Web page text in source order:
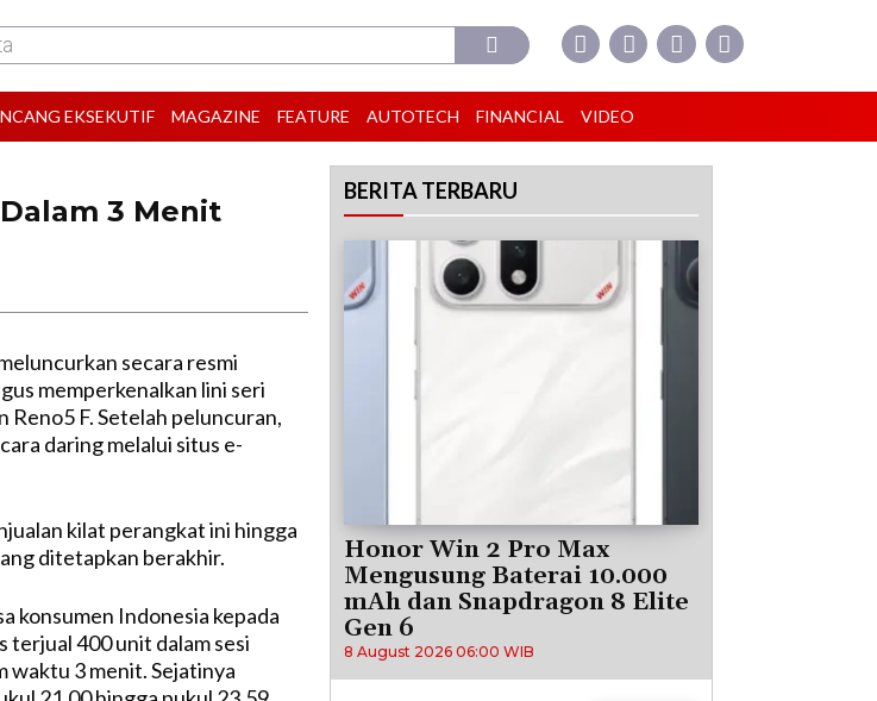
EKSEKUTIF MAGAZINE FEATURE AUTOTECH FINANCIAL VIDEO
3 Menit
secara resmi
memperkenalkan lini seri
Reno5 F. Setelah peluncuran,
daring melalui situs e-
kilat perangkat ini hingga
ditetapkan berakhir.
konsumen Indonesia kepada
terjual 400 unit dalam sesi
waktu 3 menit. Sejatinya
BERITA TERBARU
Honor Win 2 Pro Max
Mengusung Baterai 10.000
mAh dan Snapdragon 8 Elite
Gen 6
8 August 2026 06:00 WIB